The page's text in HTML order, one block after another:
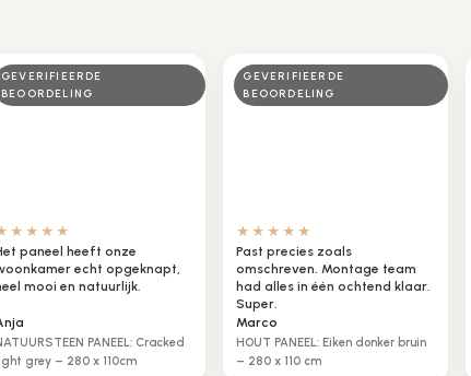
GEVERIFIEERDE
BEOORDELING
paneel heeft onze
echt opgeknapt,
mooi en natuurlijk.
PANEEL: Cracked
grey – 280 x 110cm
GEVERIFIEERDE
BEOORDELING
★★★★★
Past precies zoals
omschreven. Montage team
had alles in één ochtend klaar.
Super.
Marco
HOUT PANEEL: Eiken donker bruin
– 280 x 110 cm